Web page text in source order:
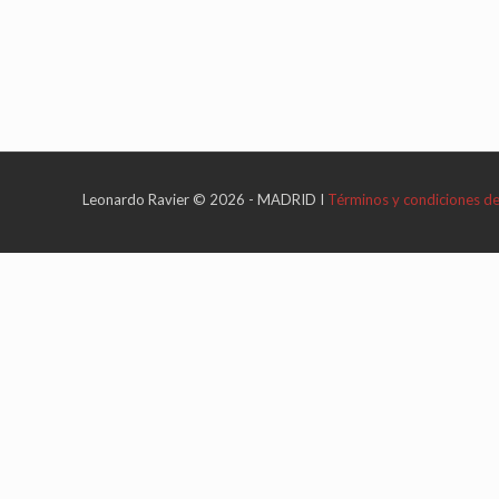
Leonardo Ravier © 2026 - MADRID I Términos y condiciones